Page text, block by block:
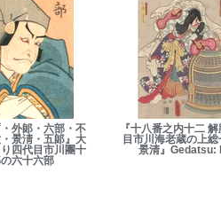
外郞・六部・不
景淸・五郞』大
四代目市川團十
の六十六部
『十八番之内十二
目市川海老蔵の上
景清』Gedatsu: